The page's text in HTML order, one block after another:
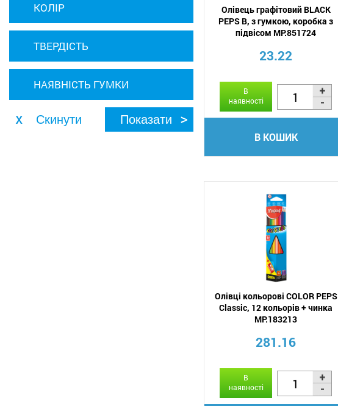
КОЛІР
ТВЕРДІСТЬ
НАЯВНІСТЬ ГУМКИ
Олівець графітовий BLACK
PEPS B, з гумкою, коробка з
підвісом MP.851724
23.22
В
наявності
В КОШИК
Олівці кольорові COLOR PEPS
Classic, 12 кольорів + чинка
MP.183213
281.16
В
наявності